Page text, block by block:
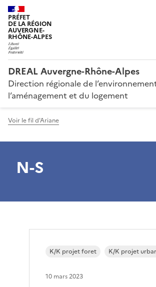
PRÉFET
DE LA RÉGION
AUVERGNE-
RHÔNE-ALPES
DREAL Auvergne-Rhône-Alpes
Direction régionale de
l’aménagement et du logement
Voir le fil d'Ariane
N-S
K/K projet foret K/K projet
10 mars 2023